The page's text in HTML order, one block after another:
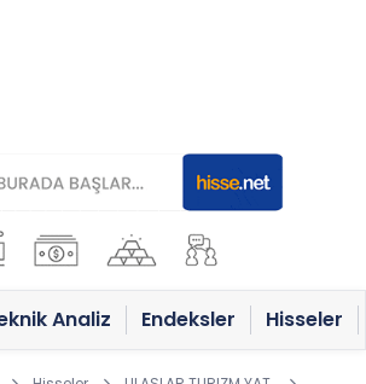
Analiz Endeksler Hisseler